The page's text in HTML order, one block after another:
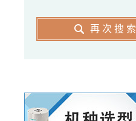
再次搜索